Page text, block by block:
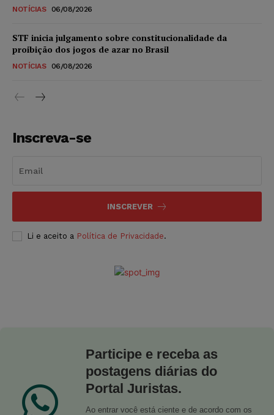
NOTÍCIAS 06/08/2026
STF inicia julgamento sobre constitucionalidade da
proibição dos jogos de azar no Brasil
NOTÍCIAS 06/08/2026
Inscreva-se
INSCREVER
Li e aceito a Política de Privacidade.
Participe e receba as
postagens diárias do
Portal Juristas.
Ao entrar você está ciente e de acordo com os